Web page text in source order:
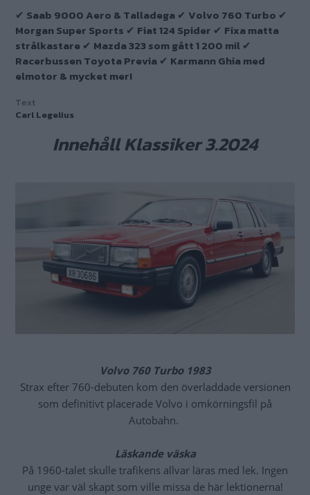
✔ Saab 9000 Aero & Talladega ✔ Volvo 760 Turbo ✔
Morgan Super Sports ✔ Fiat 124 Spider ✔ Fixa matta
strålkastare ✔ Mazda 323 som gått 1 200 mil ✔
Racerbussen Toyota Previa ✔ Karmann Ghia med
elmotor & mycket mer!
Text
Carl Legelius
Innehåll Klassiker 3.2024
Volvo 760 Turbo 1983
Strax efter 760-debuten kom den överladdade versionen
som definitivt placerade Volvo i omkörningsfil på
Autobahn.
Läskande väska
På 1960-talet skulle trafikens allvar läras med lek. Ingen
unge var väl skapt som ville missa de här lektionerna!